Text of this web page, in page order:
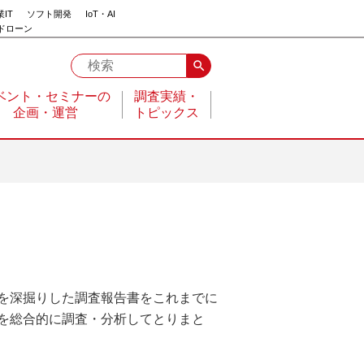
IT ソフト開発
IoT・AI
ローン
search
ント・セミナーの
企画・運営
調査実績・
トピックス
深掘りした調査報告書をこれまでに
総合的に調査・分析してとりまと